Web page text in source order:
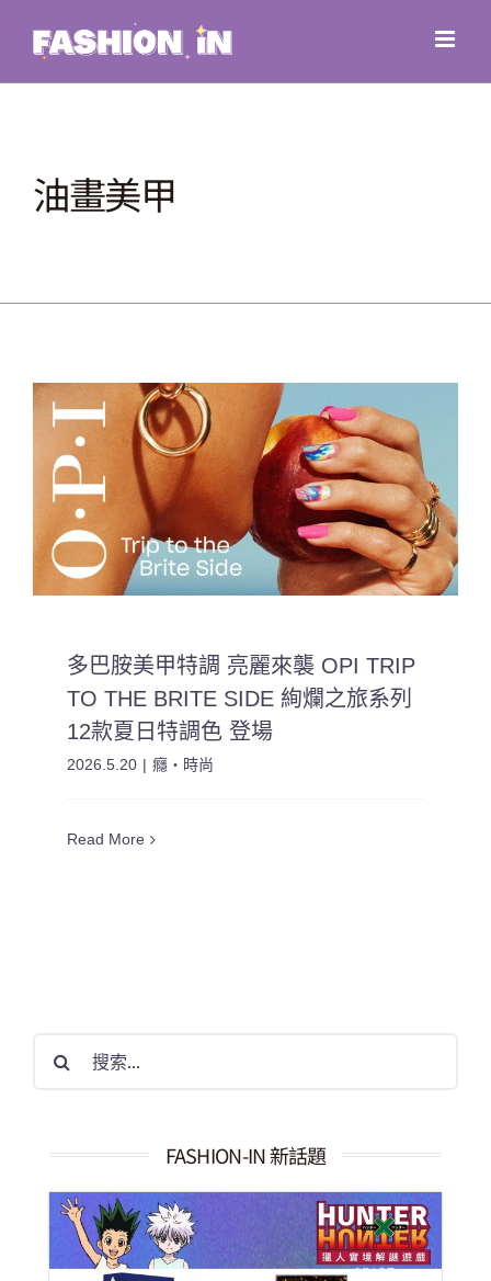
content
油畫美甲
多巴胺美甲特調 亮麗來襲 OPI TRIP
TO THE BRITE SIDE 絢爛之旅系列
12款夏日特調色 登場
2026.5.20 | 癮・時尚
Read More
果：
FASHION-IN 新話題